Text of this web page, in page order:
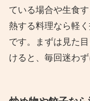
ている場合や生食
熱する料理なら軽
です。まずは見た
けると、毎回迷わず